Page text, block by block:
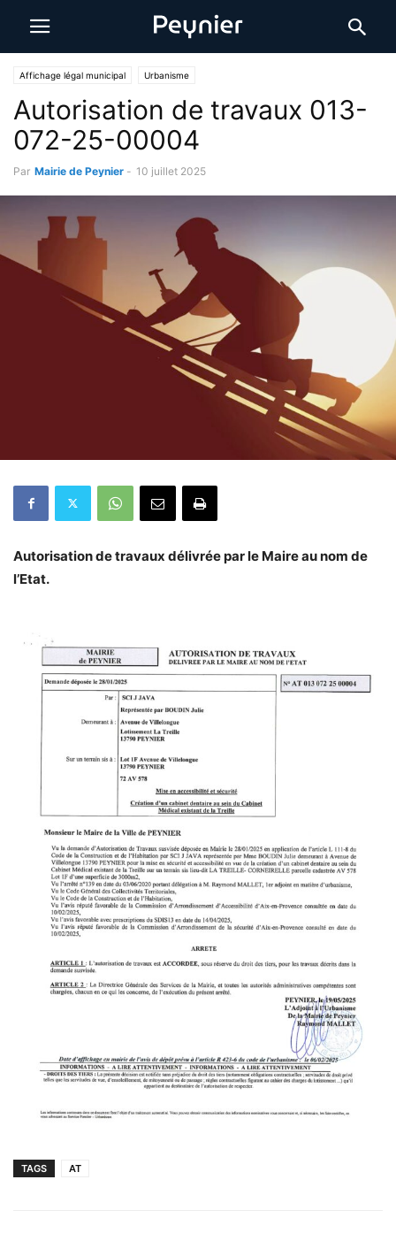
Affichage légal municipal Urbanisme
Autorisation de travaux 013-
072-25-00004
Par Mairie de Peynier - 10 juillet 2025
Autorisation de travaux délivrée par le Maire au nom de
l’Etat.
TAGS AT